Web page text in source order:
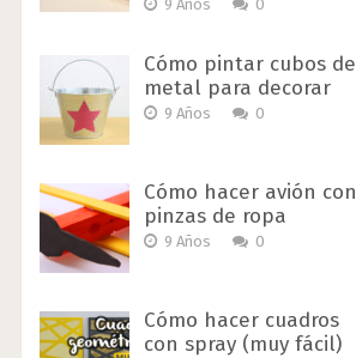
9 Años 0
Cómo pintar cubos de
metal para decorar
9 Años 0
Cómo hacer avión con
pinzas de ropa
9 Años 0
Cómo hacer cuadros
con spray (muy fácil)